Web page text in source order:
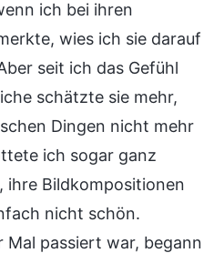
ich bei ihren
wies ich sie darauf
seit ich das Gefühl
schätzte sie mehr,
Dingen nicht mehr
ich sogar ganz
ihre Bildkompositionen
nicht schön.
Mal passiert war, begann